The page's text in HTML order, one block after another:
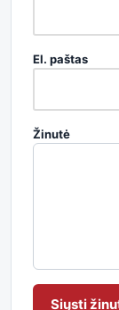
El. paštas
Žinutė
Siųsti